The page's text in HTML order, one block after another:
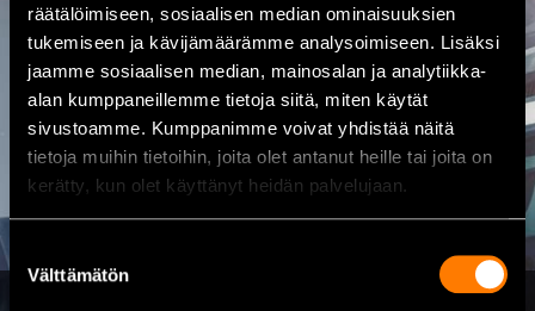
räätälöimiseen, sosiaalisen median ominaisuuksien
tukemiseen ja kävijämäärämme analysoimiseen. Lisäksi
jaamme sosiaalisen median, mainosalan ja analytiikka-
alan kumppaneillemme tietoja siitä, miten käytät
sivustoamme. Kumppanimme voivat yhdistää näitä
tietoja muihin tietoihin, joita olet antanut heille tai joita on
kerätty, kun olet käyttänyt heidän palvelujaan.
valinta
Välttämätön
Avoinna
Arkisin Ma-Pe 8.00 – 17.00
Sähköpostiosoite
myynti@rautio.fi